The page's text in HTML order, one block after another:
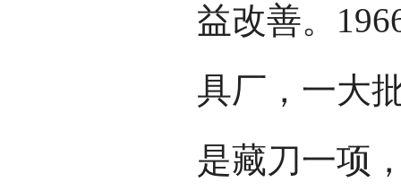
益改善。
具厂，一大
是藏刀一项